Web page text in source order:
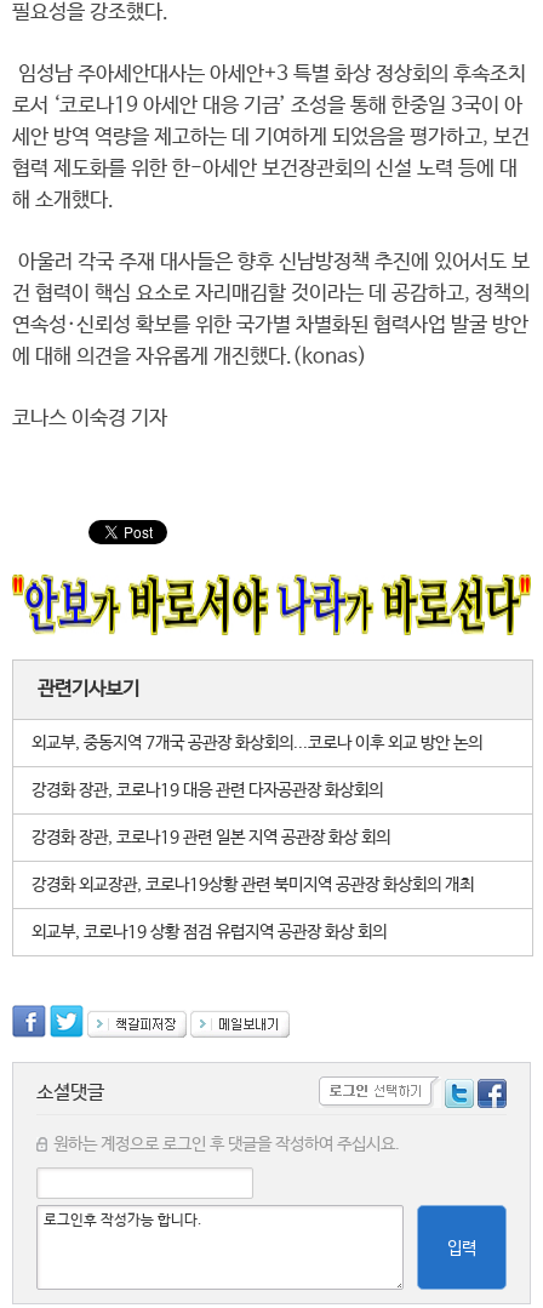
필요성을 강조했다.
임성남 주아세안대사는 아세안+3 특별 화상 정상회의 후속조치
로서 ‘코로나19 아세안 대응 기금’ 조성을 통해 한중일 3국이 아
세안 방역 역량을 제고하는 데 기여하게 되었음을 평가하고, 보건
협력 제도화를 위한 한-아세안 보건장관회의 신설 노력 등에 대
해 소개했다.
아울러 각국 주재 대사들은 향후 신남방정책 추진에 있어서도 보
건 협력이 핵심 요소로 자리매김할 것이라는 데 공감하고, 정책의
연속성·신뢰성 확보를 위한 국가별 차별화된 협력사업 발굴 방안
에 대해 의견을 자유롭게 개진했다.(konas)
코나스 이숙경 기자
관련기사보기
외교부, 중동지역 7개국 공관장 화상회의...코로나 이후 외교 방안 논의
강경화 장관, 코로나19 대응 관련 다자공관장 화상회의
강경화 장관, 코로나19 관련 일본 지역 공관장 화상 회의
강경화 외교장관, 코로나19상황 관련 북미지역 공관장 화상회의 개최
외교부, 코로나19 상황 점검 유럽지역 공관장 화상 회의
소셜댓글
원하는 계정으로 로그인 후 댓글을 작성하여 주십시요.
입력